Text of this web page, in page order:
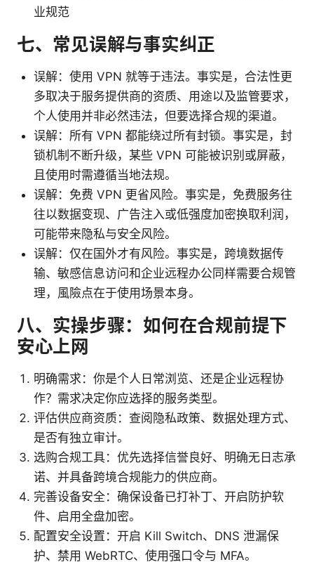
业规范
七、常见误解与事实纠正
误解：使用 VPN 就等于违法。事实是，合法性更
多取决于服务提供商的资质、用途以及监管要求，
个人使用并非必然违法，但要选择合规的渠道。
误解：所有 VPN 都能绕过所有封锁。事实是，封
锁机制不断升级，某些 VPN 可能被识别或屏蔽，
且使用时需遵循当地法规。
误解：免费 VPN 更省风险。事实是，免费服务往
往以数据变现、广告注入或低强度加密换取利润，
可能带来隐私与安全风险。
误解：仅在国外才有风险。事实是，跨境数据传
输、敏感信息访问和企业远程办公同样需要合规管
理，風險点在于使用场景本身。
八、实操步骤：如何在合规前提下
安心上网
明确需求：你是个人日常浏览、还是企业远程协
作？需求决定你应选择的服务类型。
评估供应商资质：查阅隐私政策、数据处理方式、
是否有独立审计。
选购合规工具：优先选择信誉良好、明确无日志承
诺、并具备跨境合规能力的供应商。
完善设备安全：确保设备已打补丁、开启防护软
件、启用全盘加密。
配置安全设置：开启 Kill Switch、DNS 泄漏保
护、禁用 WebRTC、使用强口令与 MFA。